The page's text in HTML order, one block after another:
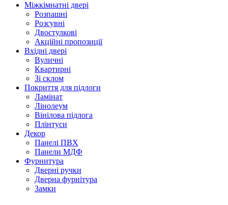
Міжкімнатні двері
Розпашні
Розсувні
Двостулкові
Акційні пропозиції
Вхідні двері
Вуличні
Квартирні
Зі склом
Покриття для підлоги
Ламінат
Лінолеум
Вінілова підлога
Плінтуси
Декор
Панелі ПВХ
Панели МДФ
Фурнитура
Дверні ручки
Дверна фурнітура
Замки